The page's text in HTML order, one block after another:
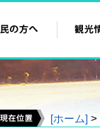
[ホーム] >